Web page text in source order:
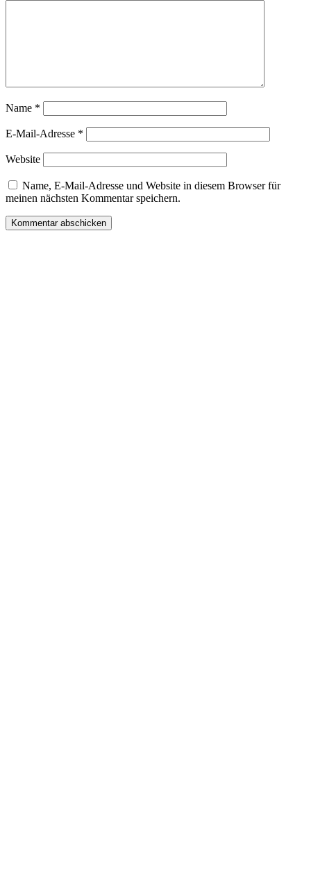
Name *
E-Mail-Adresse *
Website
Name, E-Mail-Adresse und Website in diesem Browser für
meinen nächsten Kommentar speichern.